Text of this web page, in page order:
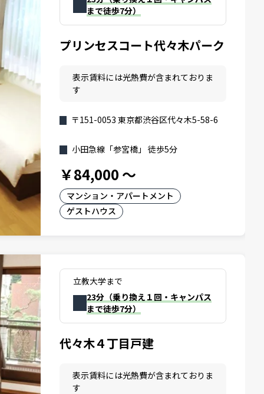
まで徒歩7分）
プリンセスコート代々木パーク
表示賃料には光熱費が含まれておりま
す
〒151-0053 東京都渋谷区代々木5-58-6
小田急線「参宮橋」 徒歩5分
￥84,000 ～
マンション・アパートメント
ゲストハウス
立教大学まで
23分（乗り換え１回・キャンパス
まで徒歩7分）
代々木４丁目戸建
表示賃料には光熱費が含まれておりま
す